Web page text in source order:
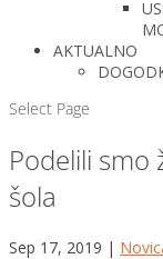
AKTUALNO
Select Page
Podelili smo
šola
Sep 17, 2019 |